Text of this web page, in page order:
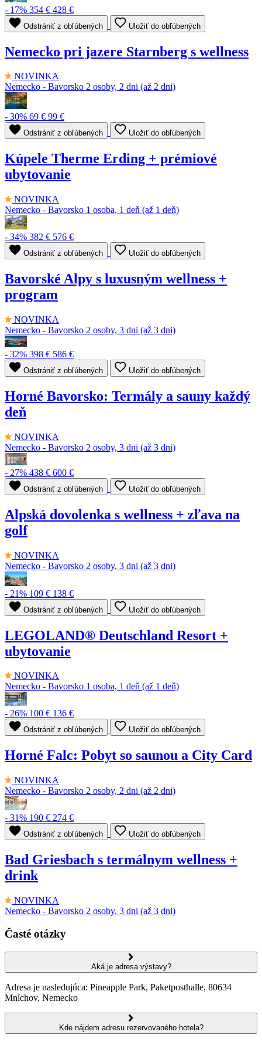
- 17% 354 € 428 €
Odstrániť z obľúbených Uložiť do obľúbených
Nemecko pri jazere Starnberg s wellness
NOVINKA
Nemecko - Bavorsko 2 osoby, 2 dni (až 2 dni)
- 30% 69 € 99 €
Odstrániť z obľúbených Uložiť do obľúbených
Kúpele Therme Erding + prémiové
ubytovanie
NOVINKA
Nemecko - Bavorsko 1 osoba, 1 deň (až 1 deň)
- 34% 382 € 576 €
Odstrániť z obľúbených Uložiť do obľúbených
Bavorské Alpy s luxusným wellness +
program
NOVINKA
Nemecko - Bavorsko 2 osoby, 3 dni (až 3 dni)
- 32% 398 € 586 €
Odstrániť z obľúbených Uložiť do obľúbených
Horné Bavorsko: Termály a sauny každý
deň
NOVINKA
Nemecko - Bavorsko 2 osoby, 3 dni (až 3 dni)
- 27% 438 € 600 €
Odstrániť z obľúbených Uložiť do obľúbených
Alpská dovolenka s wellness + zľava na
golf
NOVINKA
Nemecko - Bavorsko 2 osoby, 3 dni (až 3 dni)
- 21% 109 € 138 €
Odstrániť z obľúbených Uložiť do obľúbených
LEGOLAND® Deutschland Resort +
ubytovanie
NOVINKA
Nemecko - Bavorsko 1 osoba, 1 deň (až 1 deň)
- 26% 100 € 136 €
Odstrániť z obľúbených Uložiť do obľúbených
Horné Falc: Pobyt so saunou a City Card
NOVINKA
Nemecko - Bavorsko 2 osoby, 2 dni (až 2 dni)
- 31% 190 € 274 €
Odstrániť z obľúbených Uložiť do obľúbených
Bad Griesbach s termálnym wellness +
drink
NOVINKA
Nemecko - Bavorsko 2 osoby, 3 dni (až 3 dni)
Časté otázky
Aká je adresa výstavy?
Adresa je nasledujúca: Pineapple Park, Paketposthalle, 80634
Mníchov, Nemecko
Kde nájdem adresu rezervovaného hotela?